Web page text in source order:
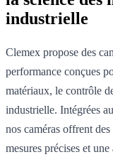
industrielle
Clemex propose des
performance conçues
matériaux, le contrôle
industrielle. Intégrées
nos caméras offrent
mesures précises et